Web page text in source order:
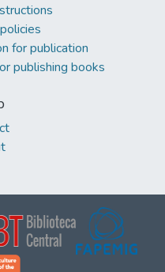
for publication
publishing books